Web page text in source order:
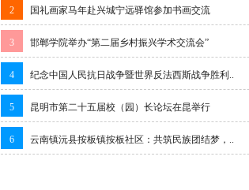
2 国礼画家马年赴兴城宁远驿馆参加书画交流
3 邯郸学院举办“第二届乡村振兴学术交流会”
4 纪念中国人民抗日战争暨世界反法西斯战争胜利..
5 昆明市第二十五届校（园）长论坛在昆举行
6 云南镇沅县按板镇按板社区：共筑民族团结梦，..